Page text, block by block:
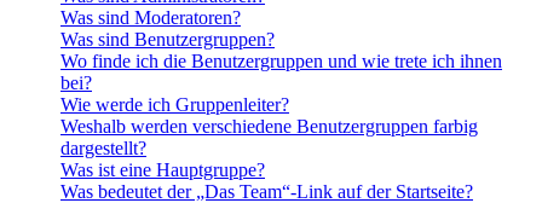
Was sind Moderatoren?
Was sind Benutzergruppen?
Wo finde ich die Benutzergruppen und wie trete ich ihnen
bei?
Wie werde ich Gruppenleiter?
Weshalb werden verschiedene Benutzergruppen farbig
dargestellt?
Was ist eine Hauptgruppe?
Was bedeutet der „Das Team“-Link auf der Startseite?